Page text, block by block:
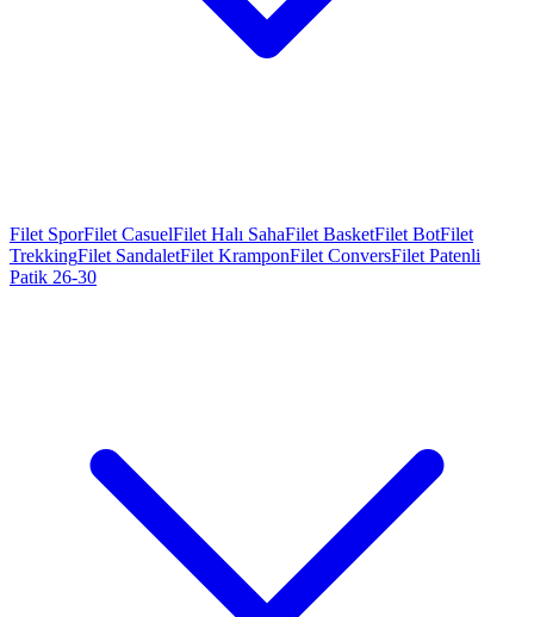
Filet SporFilet CasuelFilet Halı SahaFilet BasketFilet BotFilet
TrekkingFilet SandaletFilet KramponFilet ConversFilet Patenli
Patik 26-30